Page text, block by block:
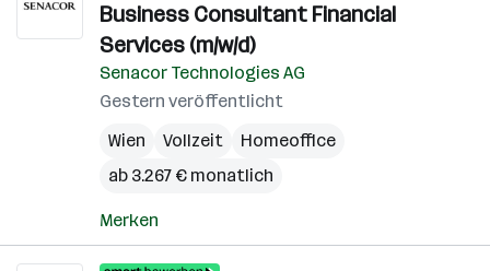
Business Consultant Financial
Services (m/w/d)
Senacor Technologies AG
Gestern veröffentlicht
Wien
Vollzeit
Homeoffice
ab 3.267 € monatlich
Merken